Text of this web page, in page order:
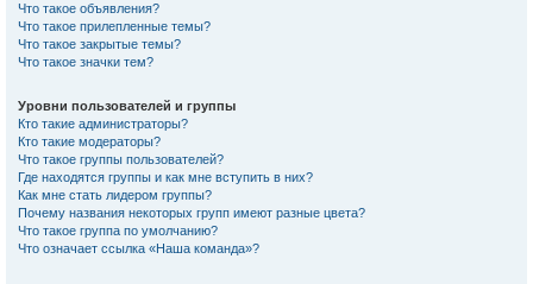
Что такое объявления?
Что такое прилепленные темы?
Что такое закрытые темы?
Что такое значки тем?
Уровни пользователей и группы
Кто такие администраторы?
Кто такие модераторы?
Что такое группы пользователей?
Где находятся группы и как мне вступить в них?
Как мне стать лидером группы?
Почему названия некоторых групп имеют разные цвета?
Что такое группа по умолчанию?
Что означает ссылка «Наша команда»?